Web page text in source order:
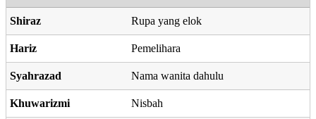
Shiraz Rupa yang elok
Hariz Pemelihara
Syahrazad Nama wanita dahulu
Khuwarizmi Nisbah